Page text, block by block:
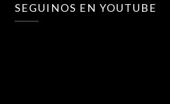
SEGUINOS EN YOUTUBE